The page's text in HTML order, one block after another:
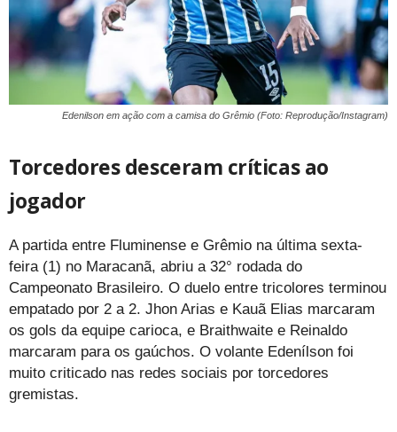
Edenilson em ação com a camisa do Grêmio (Foto: Reprodução/Instagram)
Torcedores desceram críticas ao
jogador
A partida entre Fluminense e Grêmio na última sexta-
feira (1) no Maracanã, abriu a 32° rodada do
Campeonato Brasileiro. O duelo entre tricolores terminou
empatado por 2 a 2. Jhon Arias e Kauã Elias marcaram
os gols da equipe carioca, e Braithwaite e Reinaldo
marcaram para os gaúchos. O volante Edenílson foi
muito criticado nas redes sociais por torcedores
gremistas.